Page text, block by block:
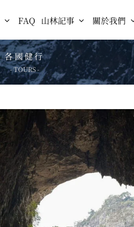
FAQ 山林記事 關於我們
各國健行
- TOURS -